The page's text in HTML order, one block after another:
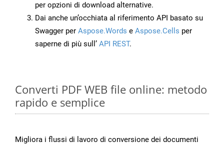
per opzioni di download alternative.
Dai anche un’occhiata al riferimento API basato su
Swagger per Aspose.Words e Aspose.Cells per
saperne di più sull’ API REST.
Converti PDF WEB file online: metodo
rapido e semplice
Migliora i flussi di lavoro di conversione dei documenti